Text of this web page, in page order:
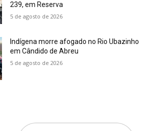
239, em Reserva
5 de agosto de 2026
Indígena morre afogado no Rio Ubazinho
em Cândido de Abreu
5 de agosto de 2026